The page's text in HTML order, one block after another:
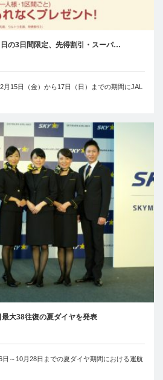
の3日間限定、先得割引・スーパ…
15日（金）から17日（日）までの期間にJAL
大38往復の夏ダイヤを発表
～10月28日までの夏ダイヤ期間における運航